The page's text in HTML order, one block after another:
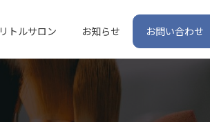
リトルサロン お知らせ お問い合わせ